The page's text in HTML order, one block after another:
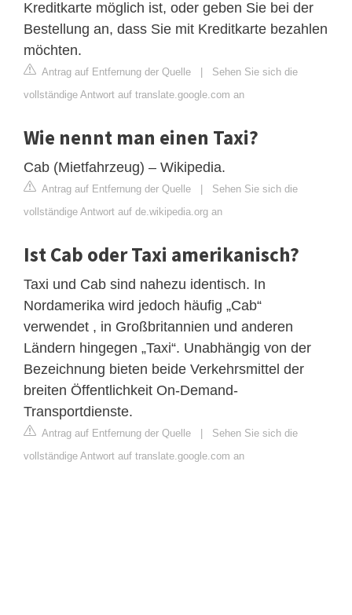
Kreditkarte möglich ist, oder geben Sie bei der
Bestellung an, dass Sie mit Kreditkarte bezahlen
möchten.
Antrag auf Entfernung der Quelle | Sehen Sie sich die
vollständige Antwort auf translate.google.com an
Wie nennt man einen Taxi?
Cab (Mietfahrzeug) – Wikipedia.
Antrag auf Entfernung der Quelle | Sehen Sie sich die
vollständige Antwort auf de.wikipedia.org an
Ist Cab oder Taxi amerikanisch?
Taxi und Cab sind nahezu identisch. In
Nordamerika wird jedoch häufig „Cab“
verwendet , in Großbritannien und anderen
Ländern hingegen „Taxi“. Unabhängig von der
Bezeichnung bieten beide Verkehrsmittel der
breiten Öffentlichkeit On-Demand-
Transportdienste.
Antrag auf Entfernung der Quelle | Sehen Sie sich die
vollständige Antwort auf translate.google.com an